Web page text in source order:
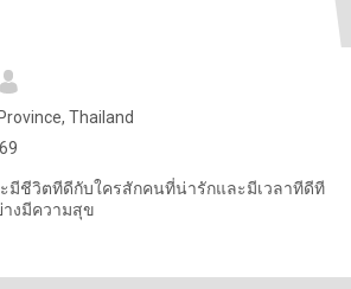
Thailand
มีชีวิตทีดีกับใครสักคนที่น่ารักและมีเวลาทีดีที
งมีความสุข